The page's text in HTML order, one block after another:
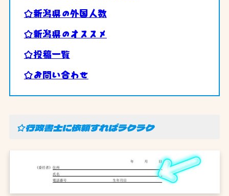
☆新潟県の外国人数
☆新潟県のオススメ
☆投稿一覧
☆お問い合わせ
☆行政書士に依頼すればラクラク